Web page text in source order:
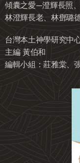
傾囊之愛—澄輝長照
林澄輝長老、林鄧璐
台灣本土神學研究中
主編 黃伯和
編輯小組：莊雅棠、